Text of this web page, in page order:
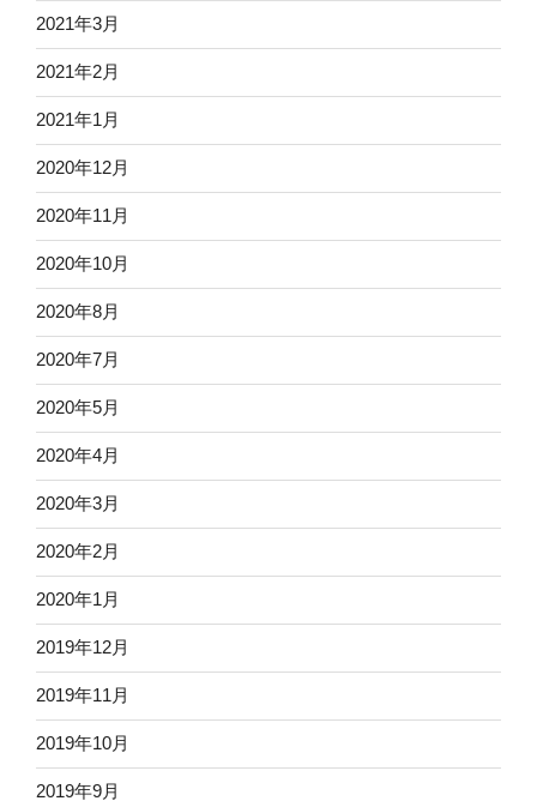
2021年3月
2021年2月
2021年1月
2020年12月
2020年11月
2020年10月
2020年8月
2020年7月
2020年5月
2020年4月
2020年3月
2020年2月
2020年1月
2019年12月
2019年11月
2019年10月
2019年9月